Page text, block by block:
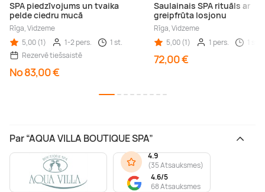
SPA piedzīvojums un tvaika
pelde ciedru mucā
Rīga, Vidzeme
5,00 (1)
1-2 pers.
1 st.
Rezervē tiešsaistē
No 83,00 €
Saulainais SPA rituāls ar
greipfrūta losjonu
Rīga, Vidzeme
5,00 (1)
1 pers. 1 st.
72,00 €
Par “AQUA VILLA BOUTIQUE SPA”
4.9
(35 Atsauksmes)
4.6/5
68 Atsauksmes